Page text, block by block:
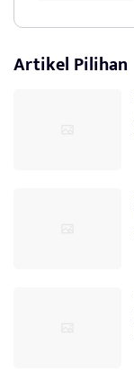
Artikel Pilihan